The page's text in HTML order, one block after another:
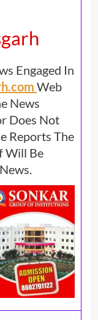
Engaged In
Web
News
Does Not
Reports The
Will Be